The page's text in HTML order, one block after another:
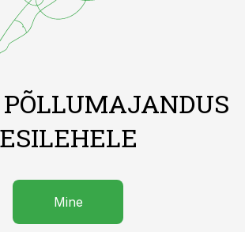
ESILEHELE
Mine